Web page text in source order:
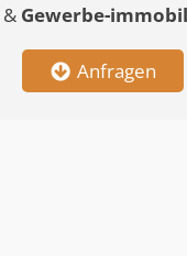
& Gewerbe-
Anfragen